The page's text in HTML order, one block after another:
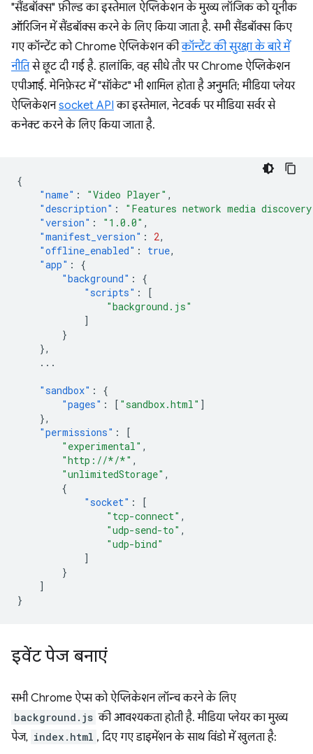
"सैंडबॉक्स" फ़ील्ड का इस्तेमाल ऐप्लिकेशन के मुख्य लॉजिक को यूनीक
ऑरिजिन में सैंडबॉक्स करने के लिए किया जाता है. सभी सैंडबॉक्स किए
गए कॉन्टेंट को Chrome ऐप्लिकेशन कीकॉन्टेंट की सुरक्षा के बारे में
नीतिसे छूट दी गई है. हालांकि, वह सीधे तौर पर Chrome ऐप्लिकेशन
एपीआई. मेनिफ़ेस्ट में "सॉकेट" भी शामिल होता है अनुमति; मीडिया प्लेयर
ऐप्लिकेशनsocket API का इस्तेमाल, नेटवर्क पर मीडिया सर्वर से
कनेक्ट करने के लिए किया जाता है.
{
"name" : "Video Player" ,
"description" :
"Features network media
"version" : "1.0.0" ,
"manifest_version" : 2,
"offline_enabled" : true,
"app" :
{
"background" :
{
"scripts" :
[
"background.js"
]
}
},
...
"sandbox" :
{
"pages" : [ "sandbox.html" ]
},
"permissions" :
[
"experimental" ,
"http://*/*" ,
"unlimitedStorage" ,
{
"socket" :
[
"tcp-connect" ,
"udp-send-to" ,
"udp-bind"
]
}
]
}
इवेंट पेज बनाएं
सभी Chrome ऐप्स को ऐप्लिकेशन लॉन्च करने के लिए
background.js की आवश्यकता होती है. मीडिया प्लेयर का मुख्य
पेज, index.html , दिए गए डाइमेंशन के साथ विंडो में खुलता है: